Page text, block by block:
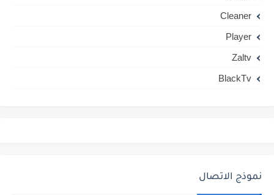
Cleaner
Player
Zaltv
BlackTv
نموذج الاتصال